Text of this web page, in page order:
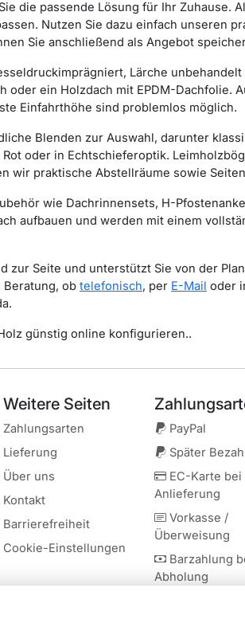
die passende Lösung für Ihr Zuhause.
Nutzen Sie dazu einfach unseren
Sie anschließend als Angebot
Lärche
ein Holzdach mit EPDM-Dachfolie.
Einfahrthöhe sind problemlos möglich.
Blenden zur Auswahl, darunter
oder in Echtschieferoptik.
wir praktische Abstellräume sowie
wie Dachrinnensets, H-
aufbauen und werden mit einem
zur Seite und unterstützt Sie von der
ob telefonisch, per E-Mail oder
günstig online konfigurieren..
Weitere Seiten
Zahlungsarten
Lieferung
Über uns
Kontakt
Barrierefreiheit
Cookie-Einstellungen
Zahlung
PayPal
Später
EC-Karte bei
Anlieferung
Vorkasse /
Überweisung
Barzahlung
Abholung